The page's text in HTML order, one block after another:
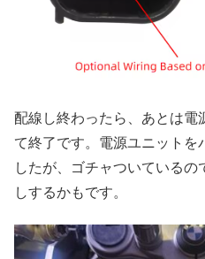
配線し終わったら、あとは電
て終了です。電源ユニットを
したが、ゴチャついている
しするかもです。